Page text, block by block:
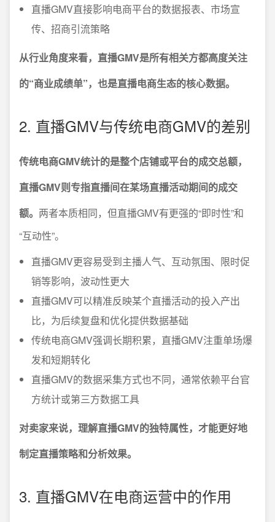
直播GMV直接影响电商平台的数据报表、市场宣
传、招商引流策略
从行业角度来看，直播GMV是所有相关方都高度关注
的“商业成绩单”，也是直播电商生态的核心数据。
2. 直播GMV与传统电商GMV的差别
传统电商GMV统计的是整个店铺或平台的成交总额，
直播GMV则专指直播间在某场直播活动期间的成交
额。 两者本质相同，但直播GMV有更强的“即时性”和
“互动性”。
直播GMV更容易受到主播人气、互动氛围、限时促
销等影响，波动性更大
直播GMV可以精准反映某个直播活动的投入产出
比，为后续复盘和优化提供数据基础
传统电商GMV强调长期积累，直播GMV注重单场爆
发和短期转化
直播GMV的数据采集方式也不同，通常依赖平台官
方统计或第三方数据工具
对卖家来说，理解直播GMV的独特属性，才能更好地
制定直播策略和分析效果。
3. 直播GMV在电商运营中的作用